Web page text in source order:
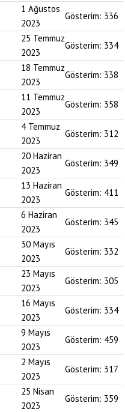
1 Ağustos
2023
Gösterim: 336
25 Temmuz
2023
Gösterim: 334
18 Temmuz
2023
Gösterim: 338
11 Temmuz
2023
Gösterim: 358
4 Temmuz
2023
Gösterim: 312
20 Haziran
2023
Gösterim: 349
13 Haziran
2023
Gösterim: 411
6 Haziran
2023
Gösterim: 345
30 Mayıs
2023
Gösterim: 332
23 Mayıs
2023
Gösterim: 305
16 Mayıs
2023
Gösterim: 334
9 Mayıs
2023
Gösterim: 459
2 Mayıs
2023
Gösterim: 317
25 Nisan
2023
Gösterim: 359